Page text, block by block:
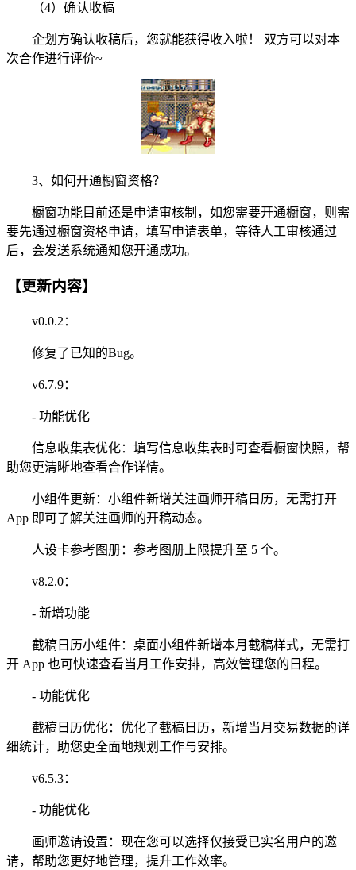
（4）确认收稿
企划方确认收稿后，您就能获得收入啦！ 双方可以对本
次合作进行评价~
3、如何开通橱窗资格？
橱窗功能目前还是申请审核制，如您需要开通橱窗，则需
要先通过橱窗资格申请，填写申请表单，等待人工审核通过
后，会发送系统通知您开通成功。
【更新内容】
v0.0.2：
修复了已知的Bug。
v6.7.9：
- 功能优化
信息收集表优化：填写信息收集表时可查看橱窗快照，帮
助您更清晰地查看合作详情。
小组件更新：小组件新增关注画师开稿日历，无需打开
App 即可了解关注画师的开稿动态。
人设卡参考图册：参考图册上限提升至 5 个。
v8.2.0：
- 新增功能
截稿日历小组件：桌面小组件新增本月截稿样式，无需打
开 App 也可快速查看当月工作安排，高效管理您的日程。
- 功能优化
截稿日历优化：优化了截稿日历，新增当月交易数据的详
细统计，助您更全面地规划工作与安排。
v6.5.3：
- 功能优化
画师邀请设置：现在您可以选择仅接受已实名用户的邀
请，帮助您更好地管理，提升工作效率。